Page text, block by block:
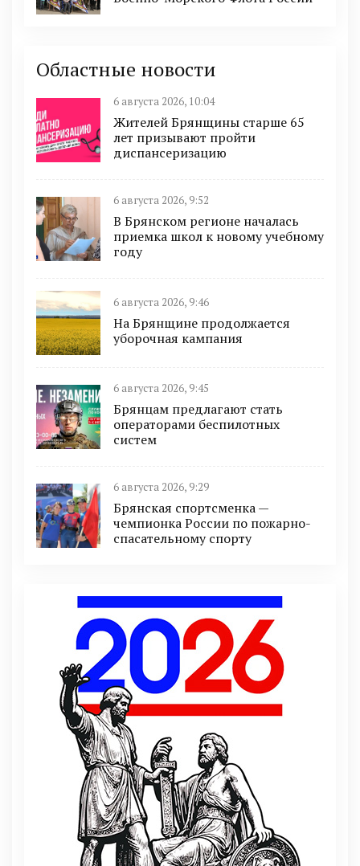
Областные новости
6 августа 2026, 10:04
Жителей Брянщины старше 65
лет призывают пройти
диспансеризацию
6 августа 2026, 9:52
В Брянском регионе началась
приемка школ к новому учебному
году
6 августа 2026, 9:46
На Брянщине продолжается
уборочная кампания
6 августа 2026, 9:45
Брянцам предлагают cтать
оперaтoрами бeспилотных
систeм
6 августа 2026, 9:29
Брянская спортсменка —
чемпионка России по пожарно-
спасательному спорту